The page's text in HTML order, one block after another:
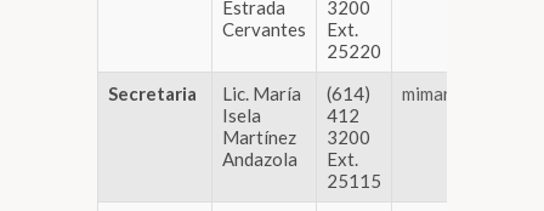
Estrada
Cervantes
3200
Ext.
25220
Secretaria
Lic. María
Isela
Martínez
Andazola
(614)
412
3200
Ext.
25115